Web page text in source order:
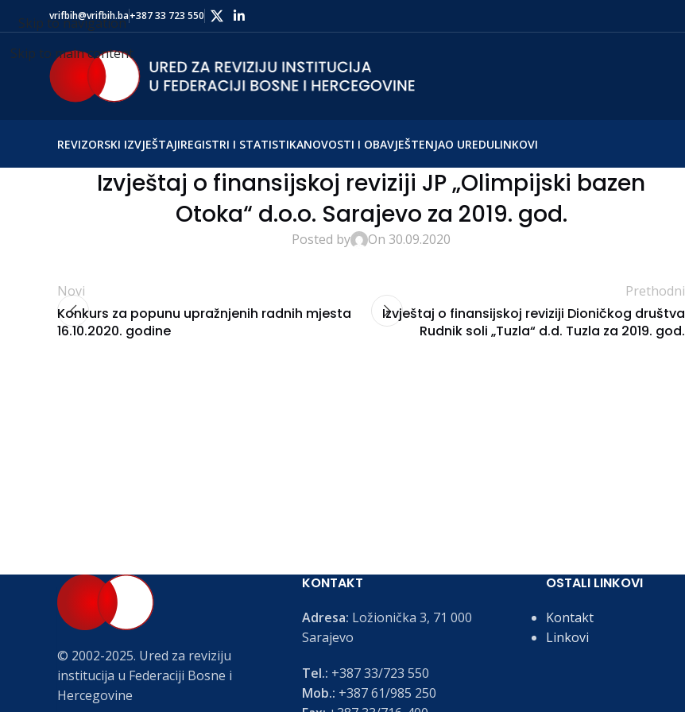
Skip to navigation
Skip to main content
vrifbih@vrifbih.ba+387 33 723 550
REVIZORSKI IZVJEŠTAJIREGISTRI I STATISTIKANOVOSTI I OBAVJEŠTENJAO UREDULINKOVI
Izvještaj o finansijskoj reviziji JP „Olimpijski bazen
Otoka“ d.o.o. Sarajevo za 2019. god.
Posted by On 30.09.2020
Novi
Konkurs za popunu upražnjenih radnih mjesta
16.10.2020. godine
Prethodni
Izvještaj o finansijskoj reviziji Dioničkog društva
Rudnik soli „Tuzla“ d.d. Tuzla za 2019. god.
© 2002-2025. Ured za reviziju
institucija u Federaciji Bosne i
Hercegovine
KONTAKT
Adresa: Ložionička 3, 71 000
Sarajevo
Tel.: +387 33/723 550
Mob.: +387 61/985 250
OSTALI LINKOVI
Kontakt
Linkovi